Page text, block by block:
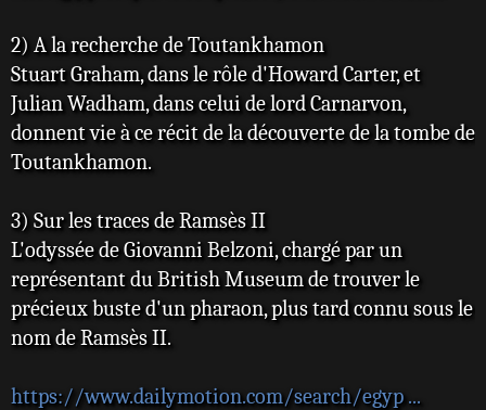
2) A la recherche de Toutankhamon
Stuart Graham, dans le rôle d'Howard Carter, et
Julian Wadham, dans celui de lord Carnarvon,
donnent vie à ce récit de la découverte de la tombe de
Toutankhamon.
3) Sur les traces de Ramsès II
L'odyssée de Giovanni Belzoni, chargé par un
représentant du British Museum de trouver le
précieux buste d'un pharaon, plus tard connu sous le
nom de Ramsès II.
https://www.dailymotion.com/search/egyp ...